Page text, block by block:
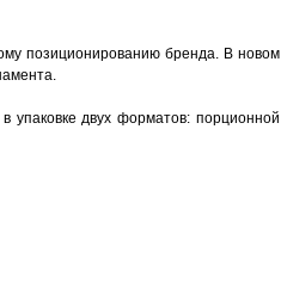
позиционированию бренда. В новом
упаковке двух форматов: порционной